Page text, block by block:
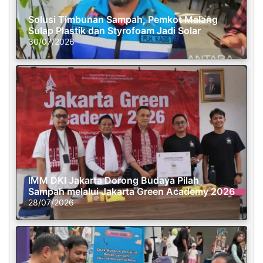
Solusi Timbunan Sampah, Pemkot Malang
Sulap Plastik dan Styrofoam Jadi Solar
30/07/2026
IMM DKI Jakarta Dorong Budaya Pilah
Sampah melalui Jakarta Green Academy 2026
28/07/2026